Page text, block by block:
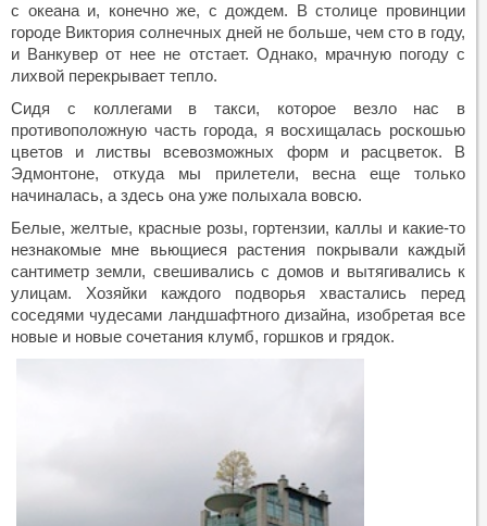
с океана и, конечно же, с дождем. В столице провинции
городе Виктория солнечных дней не больше, чем сто в году,
и Ванкувер от нее не отстает. Однако, мрачную погоду с
лихвой перекрывает тепло.
Сидя с коллегами в такси, которое везло нас в
противоположную часть города, я восхищалась роскошью
цветов и листвы всевозможных форм и расцветок. В
Эдмонтоне, откуда мы прилетели, весна еще только
начиналась, а здесь она уже полыхала вовсю.
Белые, желтые, красные розы, гортензии, каллы и какие-то
незнакомые мне вьющиеся растения покрывали каждый
сантиметр земли, свешивались с домов и вытягивались к
улицам. Хозяйки каждого подворья хвастались перед
соседями чудесами ландшафтного дизайна, изобретая все
новые и новые сочетания клумб, горшков и грядок.